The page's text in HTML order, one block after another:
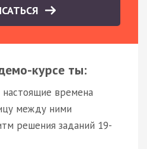
курсе ты:
времена
между ними
решения заданий 19-